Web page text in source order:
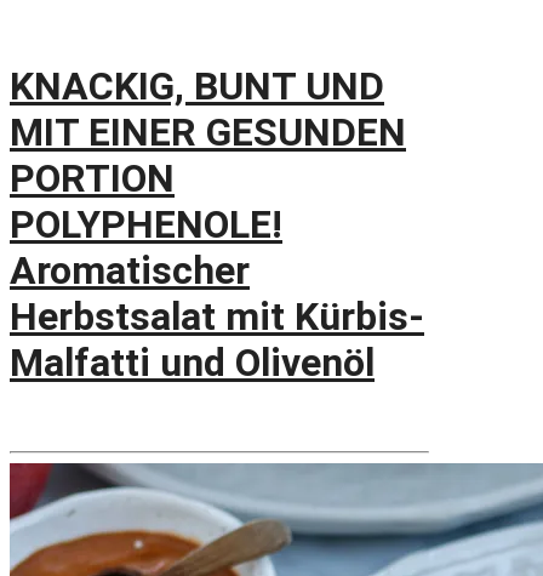
KNACKIG, BUNT UND
MIT EINER GESUNDEN
PORTION
POLYPHENOLE!
Aromatischer
Herbstsalat mit Kürbis-
Malfatti und Olivenöl